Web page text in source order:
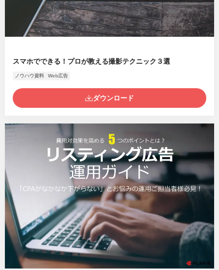
スマホでできる！プロが教える撮影テクニック３選
ノウハウ資料 Web広告
ダウンロード